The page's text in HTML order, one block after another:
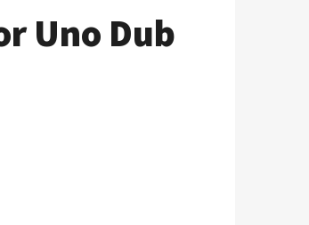
Uno Dub